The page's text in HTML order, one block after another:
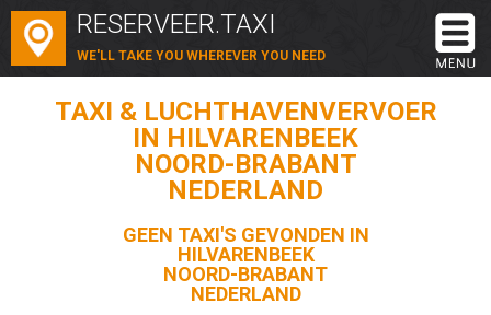
RESERVEER.TAXI
WE'LL TAKE YOU WHEREVER YOU NEED
TAXI & LUCHTHAVENVERVOER
IN HILVARENBEEK
NOORD-BRABANT
NEDERLAND
GEEN TAXI'S GEVONDEN IN
HILVARENBEEK
NOORD-BRABANT
NEDERLAND